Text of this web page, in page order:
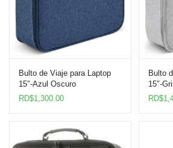
Bulto de Viaje para Laptop
15″-Azul Oscuro
RD$1,300.00
Bulto
15″-
RD$